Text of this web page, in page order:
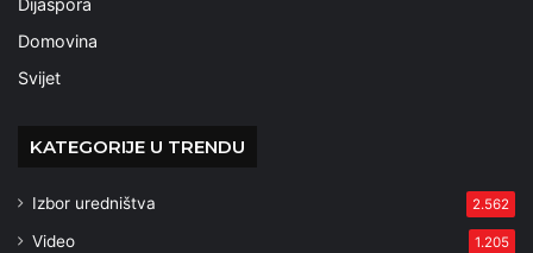
Dijaspora
Domovina
Svijet
KATEGORIJE U TRENDU
Izbor uredništva 2.562
Video 1.205